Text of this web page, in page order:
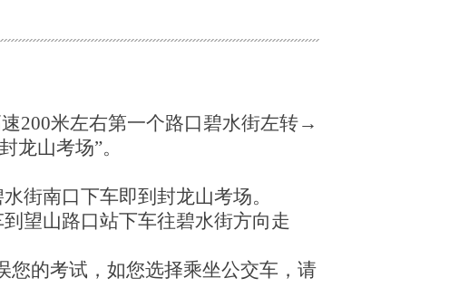
200米左右第一个路口碧水街左转→
龙山考场”。
街南口下车即到封龙山考场。
望山路口站下车往碧水街方向走
您的考试，如您选择乘坐公交车，请